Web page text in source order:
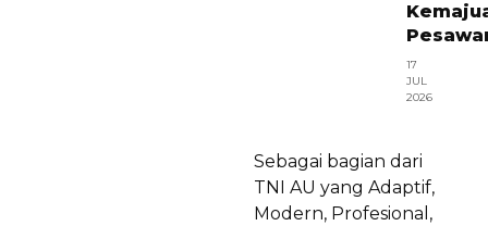
17
JUL
2026
Sebagai bagian dari
TNI AU yang Adaptif,
Modern, Profesional,